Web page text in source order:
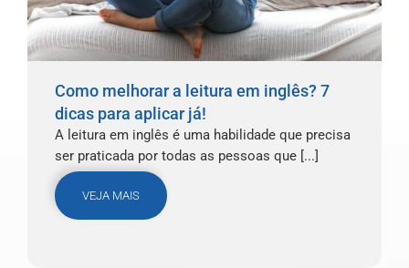
Como melhorar a leitura em inglês? 7
dicas para aplicar já!
A leitura em inglês é uma habilidade que precisa
ser praticada por todas as pessoas que [...]
VEJA MAIS